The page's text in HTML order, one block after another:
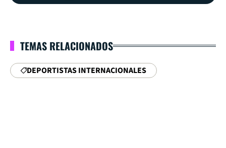
TEMAS RELACIONADOS
DEPORTISTAS INTERNACIONALES